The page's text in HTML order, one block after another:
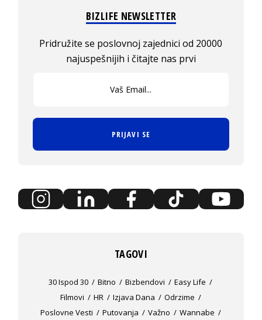
BIZLIFE NEWSLETTER
Pridružite se poslovnoj zajednici od 20000
najuspešnijih i čitajte nas prvi
PRIJAVI SE
TAGOVI
30 Ispod 30 Bitno Bizbendovi
Easy Life
Filmovi
HR Izjava Dana
Odrzime
Poslovne Vesti
Putovanja Važno
Wannabe